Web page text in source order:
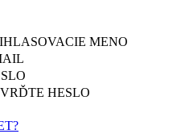
MENO
HESLO